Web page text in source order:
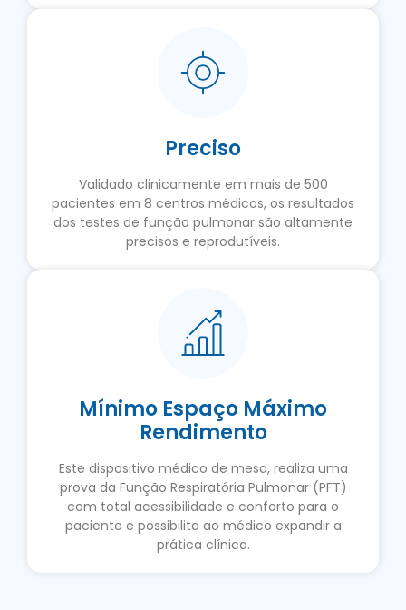
Preciso
Validado clinicamente em mais de 500
pacientes em 8 centros médicos, os resultados
dos testes de função pulmonar são altamente
precisos e reprodutíveis.
Mínimo Espaço Máximo
Rendimento
Este dispositivo médico de mesa, realiza uma
prova da Função Respiratória Pulmonar (PFT)
com total acessibilidade e conforto para o
paciente e possibilita ao médico expandir a
prática clínica.